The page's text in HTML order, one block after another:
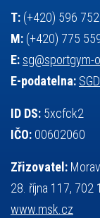
T: (+420) 596
M: (+420) 775
E: sg@sportgym-
E-podatelna:
ID DS: 5xcfck2
IČO: 00602060
Zřizovatel:
28. října 117, 702
www.msk.cz